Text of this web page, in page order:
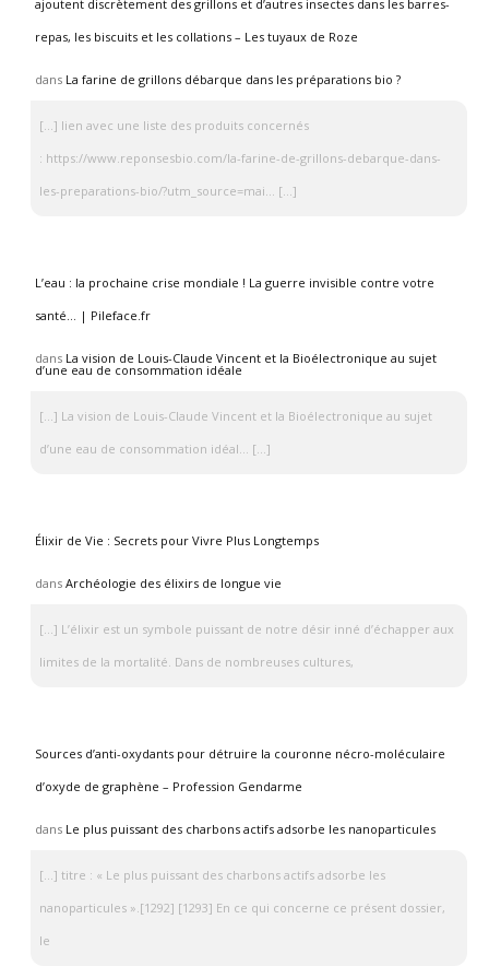
ajoutent discrètement des grillons et d’autres insectes dans les barres-
repas, les biscuits et les collations – Les tuyaux de Roze
dans La farine de grillons débarque dans les préparations bio ?
[…] lien avec une liste des produits concernés
: https://www.reponsesbio.com/la-farine-de-grillons-debarque-dans-
les-preparations-bio/?utm_source=mai… […]
L’eau : la prochaine crise mondiale ! La guerre invisible contre votre
santé… | Pileface.fr
dans La vision de Louis-Claude Vincent et la Bioélectronique au sujet
d’une eau de consommation idéale
[…] La vision de Louis-Claude Vincent et la Bioélectronique au sujet
d’une eau de consommation idéal… […]
Élixir de Vie : Secrets pour Vivre Plus Longtemps
dans Archéologie des élixirs de longue vie
[…] L’élixir est un symbole puissant de notre désir inné d’échapper aux
limites de la mortalité. Dans de nombreuses cultures,
Sources d’anti-oxydants pour détruire la couronne nécro-moléculaire
d’oxyde de graphène – Profession Gendarme
dans Le plus puissant des charbons actifs adsorbe les nanoparticules
[…] titre : « Le plus puissant des charbons actifs adsorbe les
nanoparticules ».[1292] [1293] En ce qui concerne ce présent dossier,
le